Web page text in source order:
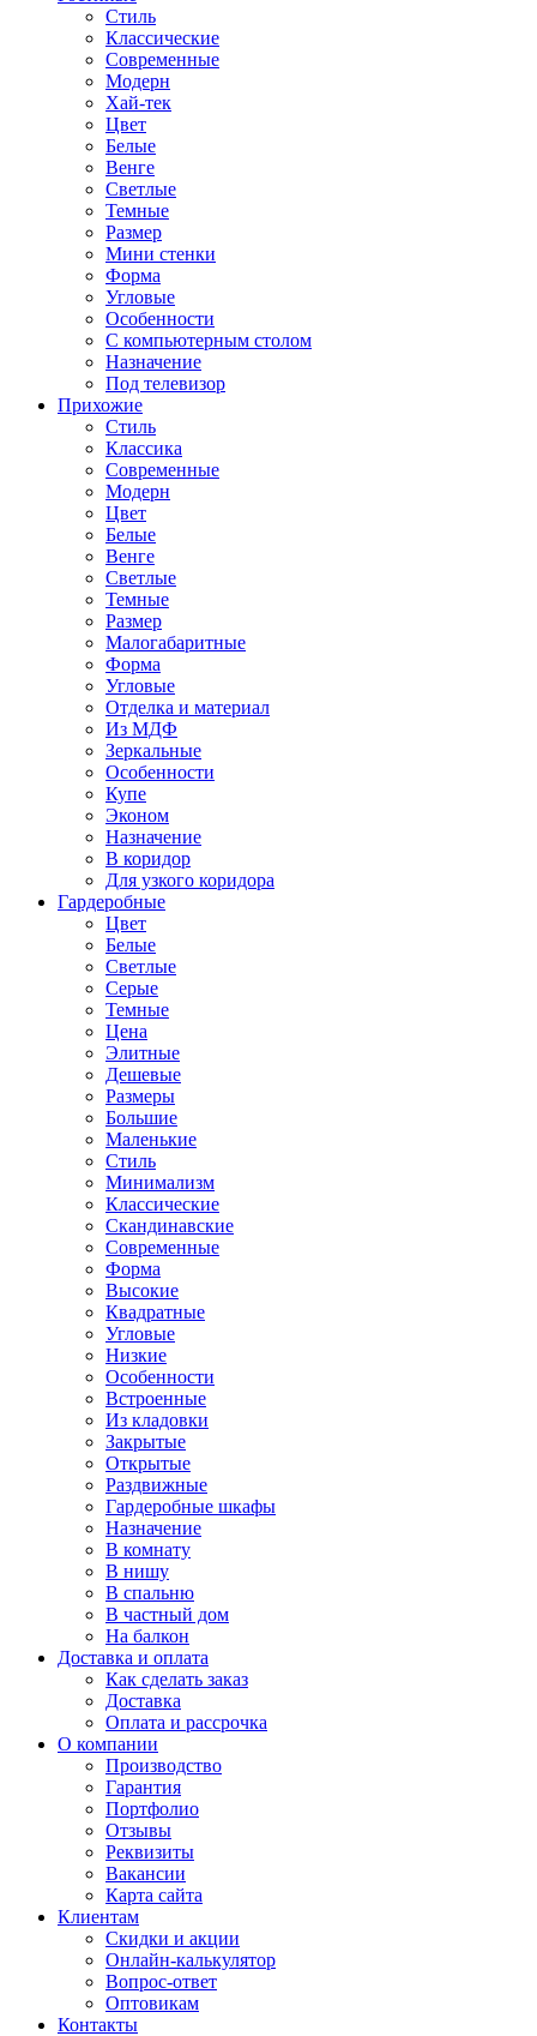
Стиль
Классические
Современные
Модерн
Хай-тек
Цвет
Белые
Венге
Светлые
Темные
Размер
Мини стенки
Форма
Угловые
Особенности
С компьютерным столом
Назначение
Под телевизор
Прихожие
Стиль
Классика
Современные
Модерн
Цвет
Белые
Венге
Светлые
Темные
Размер
Малогабаритные
Форма
Угловые
Отделка и материал
Из МДФ
Зеркальные
Особенности
Купе
Эконом
Назначение
В коридор
Для узкого коридора
Гардеробные
Цвет
Белые
Светлые
Серые
Темные
Цена
Элитные
Дешевые
Размеры
Большие
Маленькие
Стиль
Минимализм
Классические
Скандинавские
Современные
Форма
Высокие
Квадратные
Угловые
Низкие
Особенности
Встроенные
Из кладовки
Закрытые
Открытые
Раздвижные
Гардеробные шкафы
Назначение
В комнату
В нишу
В спальню
В частный дом
На балкон
Доставка и оплата
Как сделать заказ
Доставка
Оплата и рассрочка
О компании
Производство
Гарантия
Портфолио
Отзывы
Реквизиты
Вакансии
Карта сайта
Клиентам
Скидки и акции
Онлайн-калькулятор
Вопрос-ответ
Оптовикам
Контакты